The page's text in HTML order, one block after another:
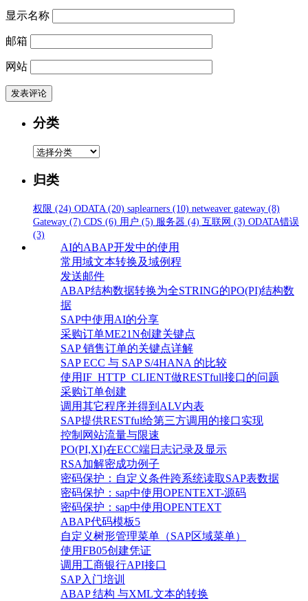
显示名称
邮箱
网站
分类
分
归类
权限 (24) ODATA (20) saplearners (10) netweaver gateway (8)
Gateway (7) CDS (6) 用户 (5) 服务器 (4) 互联网 (3) ODATA错误
(3)
AI的ABAP开发中的使用
常用域文本转换及域例程
发送邮件
ABAP结构数据转换为全STRING的PO(PI)结构数
据
SAP中使用AI的分享
采购订单ME21N创建关键点
SAP 销售订单的关键点详解
SAP ECC 与 SAP S/4HANA 的比较
使用IF_HTTP_CLIENT做RESTfull接口的问题
采购订单创建
调用其它程序并得到ALV内表
SAP提供RESTful给第三方调用的接口实现
控制网站流量与限速
PO(PI,XI)在ECC端日志记录及显示
RSA加解密成功例子
密码保护：自定义条件跨系统读取SAP表数据
密码保护：sap中使用OPENTEXT-源码
密码保护：sap中使用OPENTEXT
ABAP代码模板5
自定义树形管理菜单（SAP区域菜单）
使用FB05创建凭证
调用工商银行API接口
SAP入门培训
ABAP 结构 与XML文本的转换